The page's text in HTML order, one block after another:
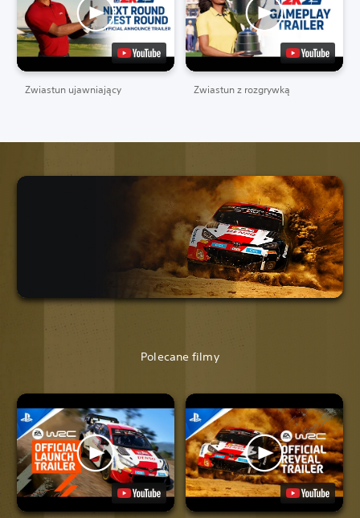
Zwiastun ujawniający Zwiastun z rozgrywką
Polecane filmy